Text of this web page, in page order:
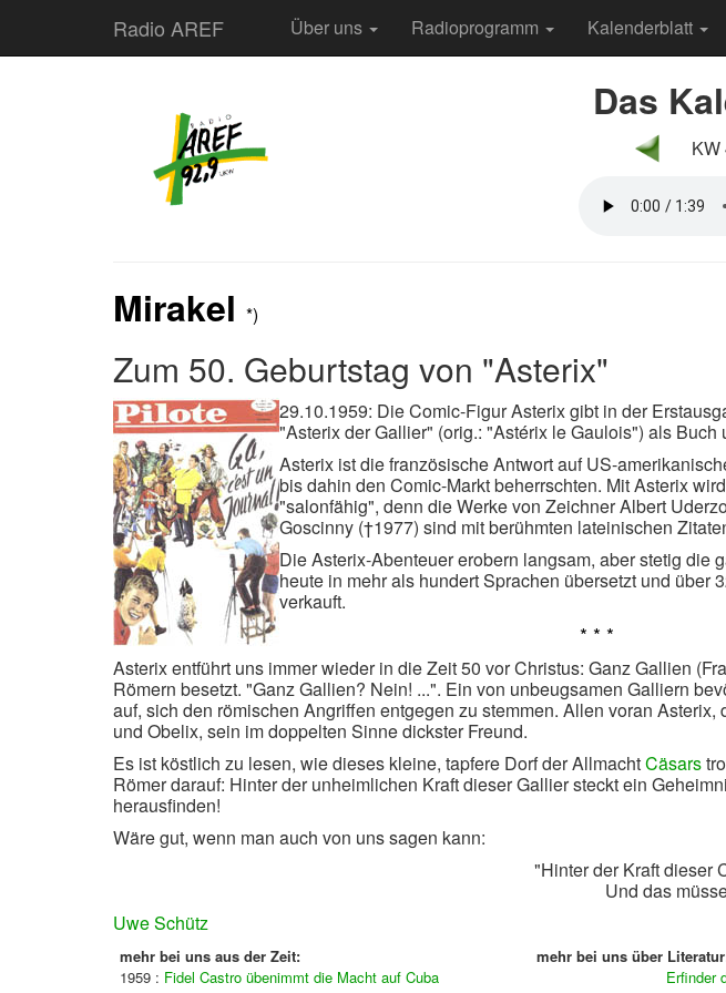
Radio AREF Über uns Radioprogramm Kalenderblatt
Das
KW
Mirakel *)
Zum 50. Geburtstag von "Asterix"
29.10.1959: Die Comic-Figur Asterix gibt in der
"Asterix der Gallier" (orig.: "Astérix le Gaulois") als
Asterix ist die französische Antwort auf US-
bis dahin den Comic-Markt beherrschten. Mit Asterix
"salonfähig", denn die Werke von Zeichner Albert
Goscinny (†1977) sind mit berühmten lateinischen
Die Asterix-Abenteuer erobern langsam, aber stetig die
heute in mehr als hundert Sprachen übersetzt und über
verkauft.
* * *
Asterix entführt uns immer wieder in die Zeit 50 vor Christus: Ganz Gallien
Römern besetzt. "Ganz Gallien? Nein! ...". Ein von unbeugsamen Galliern
auf, sich den römischen Angriffen entgegen zu stemmen. Allen voran
und Obelix, sein im doppelten Sinne dickster Freund.
Es ist köstlich zu lesen, wie dieses kleine, tapfere Dorf der AllmachtCäsars
Römer darauf: Hinter der unheimlichen Kraft dieser Gallier steckt ein
herausfinden!
Wäre gut, wenn man auch von uns sagen kann:
"Hinter der Kraft dieser
Und das
Uwe Schütz
mehr bei uns aus der Zeit:
mehr bei uns über
1959 : Fidel Castro übenimmt die Macht auf Cuba
Erfinder